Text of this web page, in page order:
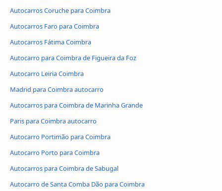
Autocarros Coruche para Coimbra
Autocarros Faro para Coimbra
Autocarros Fátima Coimbra
Autocarro para Coimbra de Figueira da Foz
Autocarro Leiria Coimbra
Madrid para Coimbra autocarro
Autocarros para Coimbra de Marinha Grande
Paris para Coimbra autocarro
Autocarro Portimão para Coimbra
Autocarro Porto para Coimbra
Autocarros para Coimbra de Sabugal
Autocarro de Santa Comba Dão para Coimbra